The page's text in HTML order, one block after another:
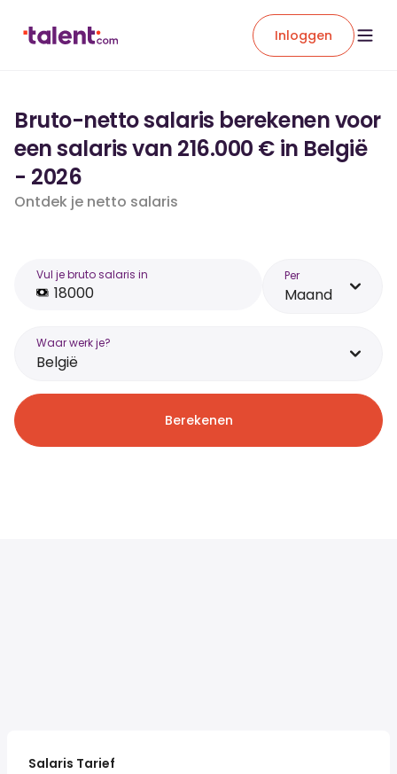
Inloggen
Bruto-netto salaris berekenen voor
een salaris van 216.000 € in België
- 2026
Ontdek je netto salaris
Vul je bruto salaris in Per
Maand
Waar werk je?
België
Berekenen
Salaris Tarief